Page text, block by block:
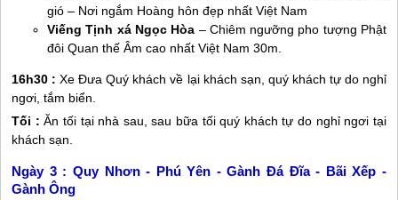
gió – Nơi ngắm Hoàng hôn đẹp nhất Việt Nam
Viếng Tịnh xá Ngọc Hòa – Chiêm ngưỡng pho tượng Phật
đôi Quan thế Âm cao nhất Việt Nam 30m.
16h30 : Xe Đưa Quý khách về lại khách sạn, quý khách tự do nghỉ
ngơi, tắm biển.
Tối :Ăn tối tại nhà sau, sau bữa tối quý khách tự do nghỉ ngơi tại
khách sạn.
Ngày 3 : Quy Nhơn - Phú Yên - Gành Đá Đĩa - Bãi Xếp -
Gành Ông